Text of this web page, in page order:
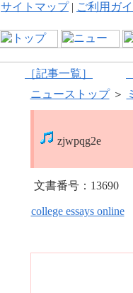
サイトマップ| ご利用ガ
［記事一覧］
ニューストップ＞
zjwpqg2e
文書番号：13690
college essays online